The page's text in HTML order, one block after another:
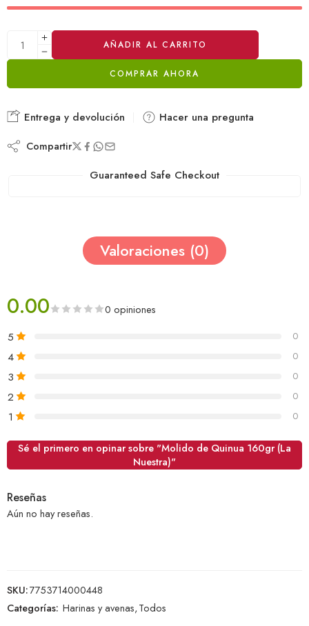
AÑADIR AL CARRITO
COMPRAR AHORA
Alternative:
Entrega y devolución Hacer una pregunta
Compartir
Guaranteed Safe Checkout
Valoraciones (0)
0.00 0 opiniones
5 0
4 0
3 0
2 0
1 0
Sé el primero en opinar sobre "Molido de Quinua 160gr (La
Nuestra)"
Reseñas
Aún no hay reseñas.
SKU:7753714000448
Categorías: Harinas y avenas,Todos